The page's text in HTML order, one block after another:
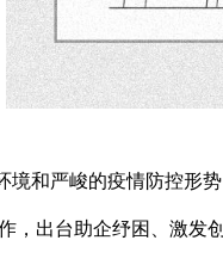
境和严峻的疫情防控形
作，出台助企纾困、激